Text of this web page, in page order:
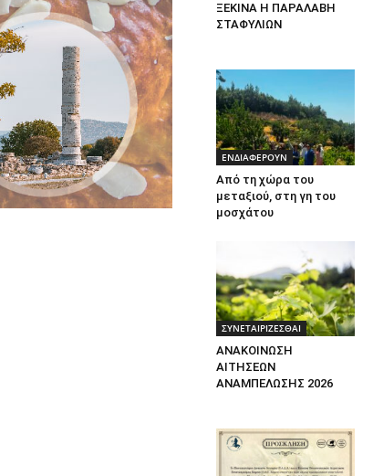
ΞΕΚΙΝΑ Η ΠΑΡΑΛΑΒΗ
ΣΤΑΦΥΛΙΩΝ
ΕΝΔΙΑΦΕΡΟΥΝ
Από τη χώρα του
μεταξιού, στη γη του
μοσχάτου
ΣΥΝΕΤΑΙΡΙΖΕΣΘΑΙ
ΑΝΑΚΟΙΝΩΣΗ
ΑΙΤΗΣΕΩΝ
ΑΝΑΜΠΕΛΩΣΗΣ 2026